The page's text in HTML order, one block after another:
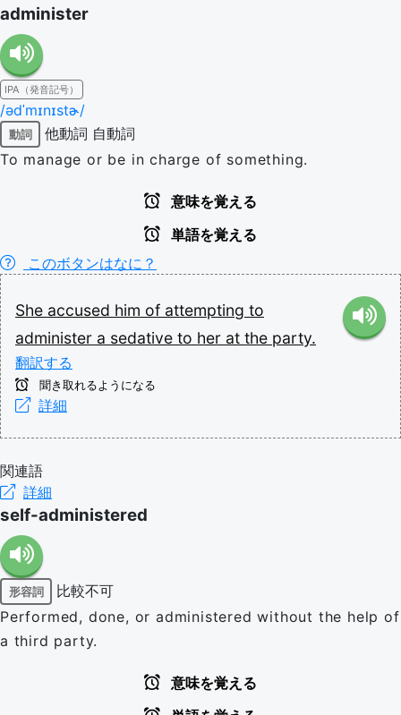
administer
IPA（発音記号）
/ədˈmɪnɪstɚ/
動詞 他動詞 自動詞
To manage or be in charge of something.
意味を覚える
単語を覚える
このボタンはなに？
She accused him of attempting to
administer a sedative to her at the party.
翻訳する
聞き取れるようになる
詳細
関連語
詳細
self-administered
形容詞
比較不可
Performed, done, or administered without the help of
a third party.
意味を覚える